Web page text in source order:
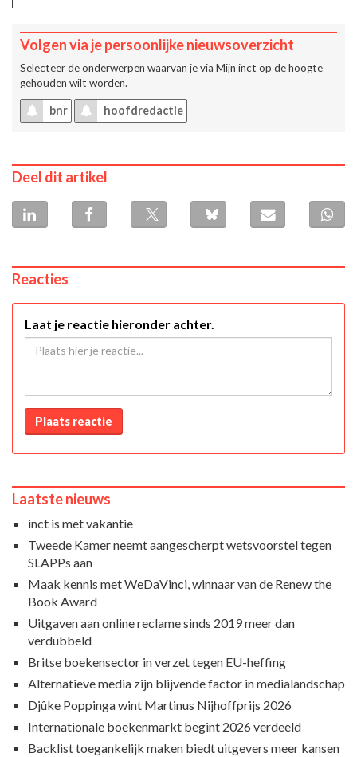
Volgen via je persoonlijke nieuwsoverzicht
Selecteer de onderwerpen waarvan je via Mijn inct op de hoogte
gehouden wilt worden.
bnr hoofdredactie
Deel dit artikel
Reacties
Laat je reactie hieronder achter.
Plaats reactie
Laatste nieuws
inct is met vakantie
Tweede Kamer neemt aangescherpt wetsvoorstel tegen
SLAPPs aan
Maak kennis met WeDaVinci, winnaar van de Renew the
Book Award
Uitgaven aan online reclame sinds 2019 meer dan
verdubbeld
Britse boekensector in verzet tegen EU-heffing
Alternatieve media zijn blijvende factor in medialandschap
Djûke Poppinga wint Martinus Nijhoffprijs 2026
Internationale boekenmarkt begint 2026 verdeeld
Backlist toegankelijk maken biedt uitgevers meer kansen